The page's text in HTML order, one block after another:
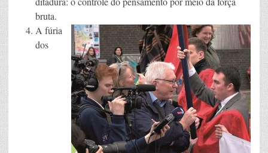
bruta.
A fúria
dos